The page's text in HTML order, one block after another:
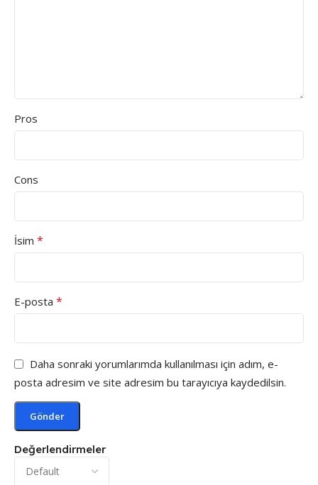
Değerlendirmeler
Pros
Cons
İsim *
E-posta *
Daha sonraki yorumlarımda kullanılması için adım, e-
posta adresim ve site adresim bu tarayıcıya kaydedilsin.